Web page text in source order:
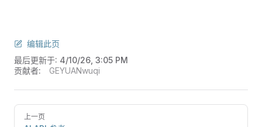
编辑此页
最后更新于: 4/10/26, 3:05 PM
贡献者:
GEYUANwuqi
上一页